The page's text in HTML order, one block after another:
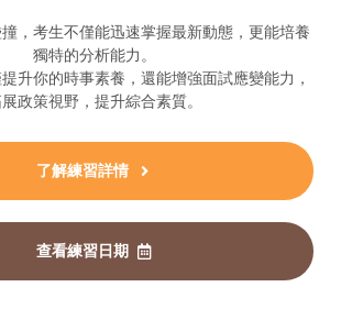
，考生不僅能迅速掌握最新動態，更能培養
獨特的分析能力。
升你的時事素養，還能增強面試應變能力，
政策視野，提升綜合素質。
了解練習詳情
查看練習日期